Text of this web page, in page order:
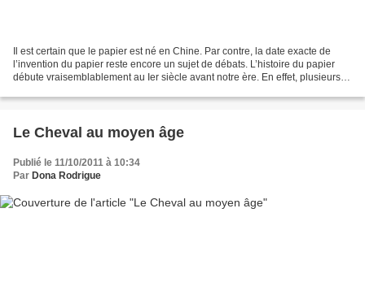
Il est certain que le papier est né en Chine. Par contre, la date exacte de
l’invention du papier reste encore un sujet de débats. L’histoire du papier
débute vraisemblablement au Ier siècle avant notre ère. En effet, plusieurs
Le Cheval au moyen âge
Publié le 11/10/2011 à 10:34
Par Dona Rodrigue